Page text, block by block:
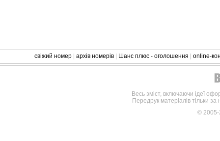
свіжий номер архів номерів Шанс плюс - оголошення online-
Весь зміст, включаючи ідеї
Передрук матеріалів тільки
©